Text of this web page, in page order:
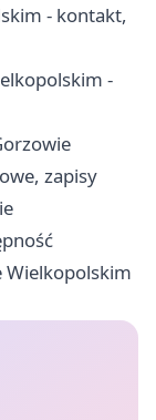
- kontakt,
-
zapisy
Wielkopolskim